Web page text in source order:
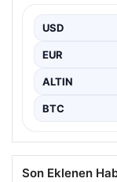
Kurulu'nun
USD
EUR
ALTIN
BTC
Son Eklenen